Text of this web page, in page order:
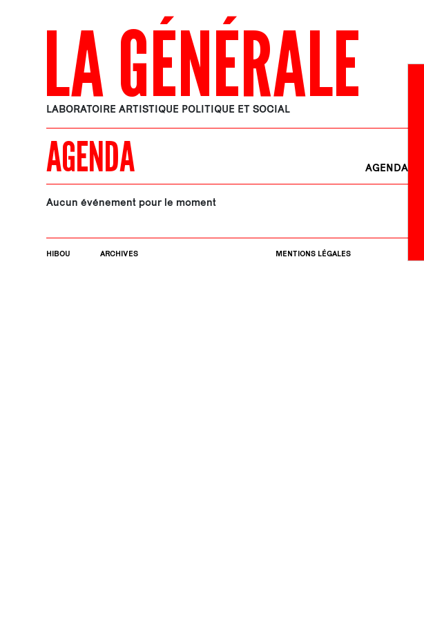
LA GÉNÉRALE
LABORATOIRE ARTISTIQUE POLITIQUE ET SOCIAL
AGENDA AGENDA
Aucun événement pour le moment
HIBOU ARCHIVES MENTIONS LÉGALES